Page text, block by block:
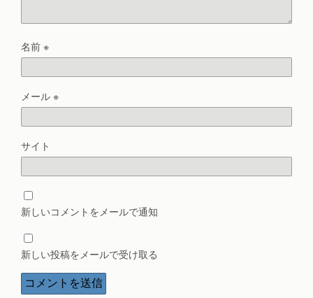
名前※
メール※
サイト
新しいコメントをメールで通知
新しい投稿をメールで受け取る